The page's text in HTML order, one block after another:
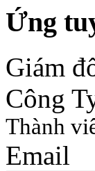
Ứng
Giám
Công
Thành
Email